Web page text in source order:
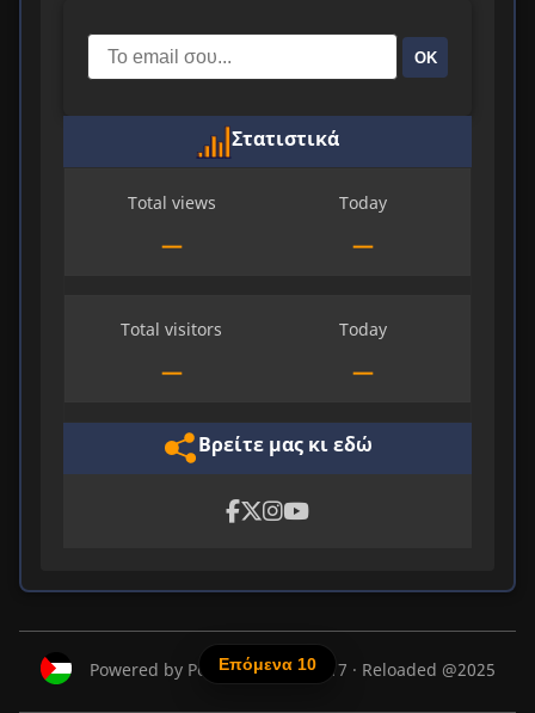
ΟΚ
Στατιστικά
Total views
—
Today
—
Total visitors
—
Today
—
Βρείτε μας κι εδώ
Powered by Ροβεσπιέρος @2017 · Reloaded @2025
Eπόμενα 10